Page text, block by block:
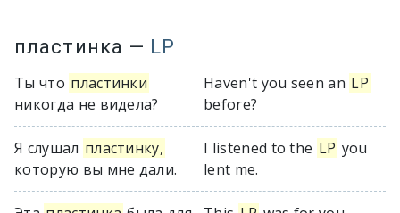
пластинка — LP
Ты что пластинки
никогда не видела?
Haven't you seen an LP
before?
Я слушал пластинку,
которую вы мне дали.
I listened to the LP you
lent me.